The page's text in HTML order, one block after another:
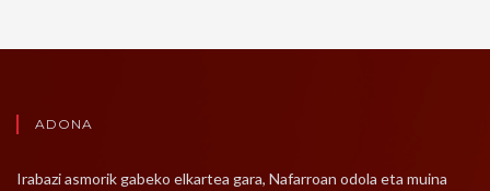
ADONA
Irabazi asmorik gabeko elkartea gara, Nafarroan odola eta muina